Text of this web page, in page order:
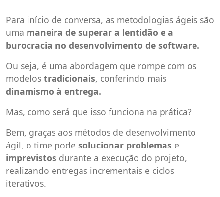
Para início de conversa, as metodologias ágeis são
uma maneira de superar a lentidão e a
burocracia no desenvolvimento de software.
Ou seja, é uma abordagem que rompe com os
modelos tradicionais, conferindo mais
dinamismo à entrega.
Mas, como será que isso funciona na prática?
Bem, graças aos métodos de desenvolvimento
ágil, o time pode solucionar problemas e
imprevistos durante a execução do projeto,
realizando entregas incrementais e ciclos
iterativos.